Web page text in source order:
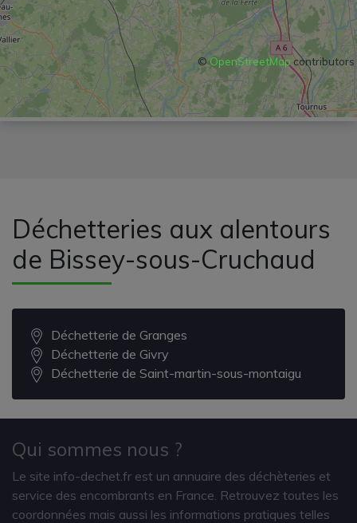
©OpenStreetMapcontributors
Déchetteries aux alentours
de Bissey-sous-Cruchaud
Déchetterie de Granges
Déchetterie de Givry
Déchetterie de Saint-martin-sous-montaigu
Qui sommes nous ?
Le site info-dechet.fr est un annuaire des déchèteries et
service des encombrants en France. Retrouvez toutes les
coordonnées mais aussi les informations pratiques telles